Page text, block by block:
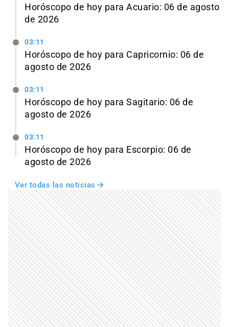
Horóscopo de hoy para Acuario: 06 de agosto
de 2026
03:11
Horóscopo de hoy para Capricornio: 06 de
agosto de 2026
03:11
Horóscopo de hoy para Sagitario: 06 de
agosto de 2026
03:11
Horóscopo de hoy para Escorpio: 06 de
agosto de 2026
Ver todas las noticias